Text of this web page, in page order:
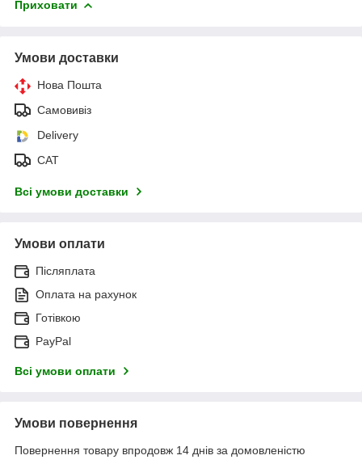
Приховати
Умови доставки
Нова Пошта
Самовивіз
Delivery
САТ
Всі умови доставки
Умови оплати
Післяплата
Оплата на рахунок
Готівкою
PayPal
Всі умови оплати
Умови повернення
Повернення товару впродовж 14 днів за домовленістю